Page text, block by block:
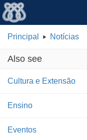
Principal Notícias
Also see
Cultura e Extensão
Ensino
Eventos